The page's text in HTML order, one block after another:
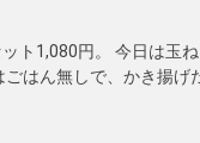
ト1,080円。 今日は玉
はん無しで、かき揚げ